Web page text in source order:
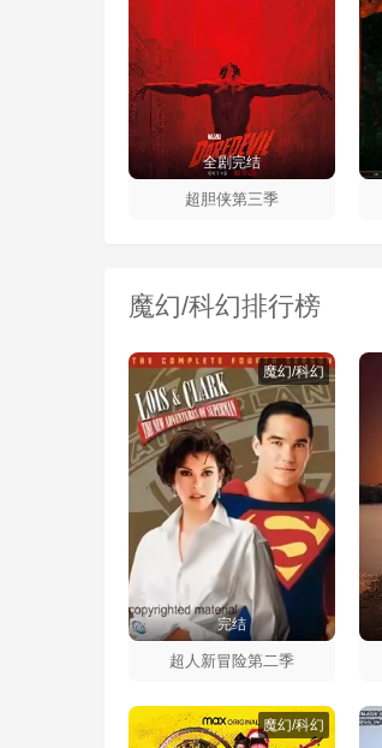
全剧完结
超胆侠第三季
魔幻/科幻排行榜
完结
魔幻/科幻
超人新冒险第二季
魔幻/科幻